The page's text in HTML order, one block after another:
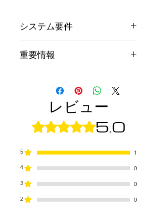
システム要件
ト）
本製品は、Mac（Intelおよび
に対応しており、Cubase、
Ableton、FL Studio、
Cakewalk、Reason、Logic Proな
ームレスに統合できます。
重要情報
ム（Intelチップ搭載）でPro
ToolsやLogic Proを使用する場
合、AUコンポーネントを開こう
とするとクラッシュする可能性が
あります。
そのため、VST3はPatchWorksや
Metapluginなどのサードパーテ
ィ製プラグインを通して開くこと
のDAWにおけるユーザー体験の
レビュー
5つ星のうち5と評価されています。
5.0
5
1
4
0
3
0
2
0